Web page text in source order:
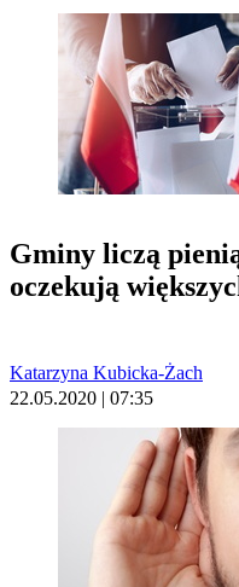
Gminy liczą
oczekują
Katarzyna Kubicka-Żach
22.05.2020 | 07:35